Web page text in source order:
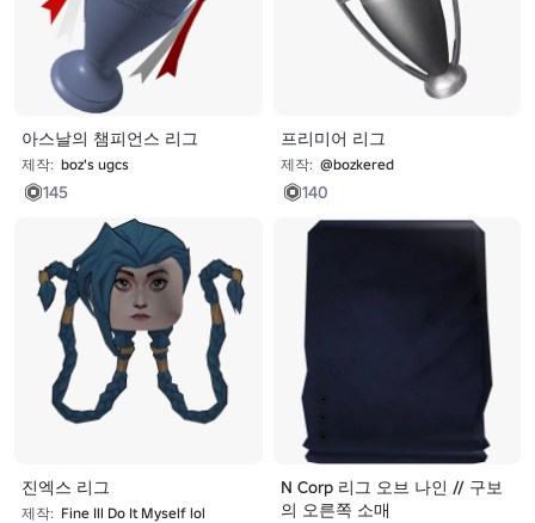
아스날의 챔피언스 리그
제작: boz's ugcs
145
프리미어 리그
제작: @bozkered
140
진엑스 리그
제작: Fine Ill Do It Myself lol
N Corp 리그 오브 나인 // 구보
의 오른쪽 소매